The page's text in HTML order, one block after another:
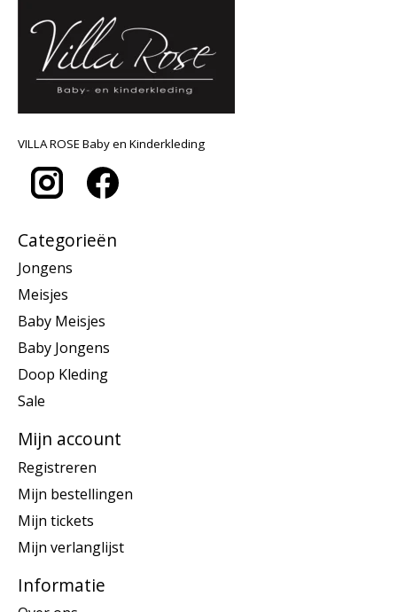
VILLA ROSE Baby en Kinderkleding
Categorieën
Jongens
Meisjes
Baby Meisjes
Baby Jongens
Doop Kleding
Sale
Mijn account
Registreren
Mijn bestellingen
Mijn tickets
Mijn verlanglijst
Informatie